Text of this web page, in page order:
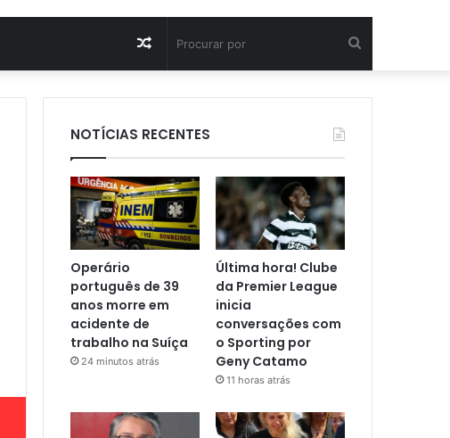
por
Artigo
aleatório
NOTÍCIAS RECENTES
Operário
português de 39
anos morre em
acidente de
trabalho na Suíça
24 minutos atrás
Última hora! Clube
da Premier League
inicia
conversações com
o Sporting por
Geny Catamo
11 horas atrás